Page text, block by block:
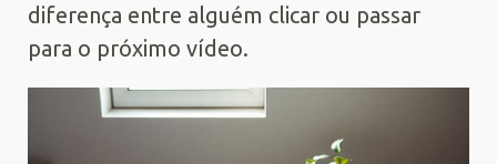
diferença entre alguém clicar ou passar
para o próximo vídeo.